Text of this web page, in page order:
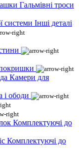
Гальмівні троси
Інші деталі
Камери для
і ободи
Комплектуючі до
Комплектуючі до